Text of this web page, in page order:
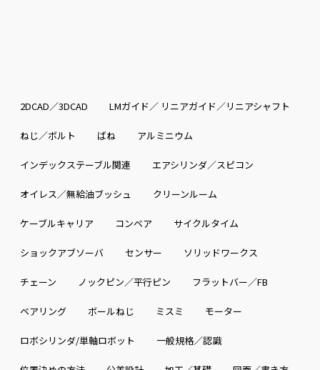
2DCAD／3DCAD LMガイド／ リニアガイド／リニアシャフト
ねじ／ボルト ばね アルミニウム
インデックステーブル関連 エアシリンダ／スピコン
オイレス／無給油ブッシュ クリーンルーム
ケーブルキャリア コンベア サイクルタイム
ショックアブソーバ センサー ソリッドワークス
チェーン ノックピン／平行ピン フラットバー／FB
ベアリング ボールねじ ミスミ モーター
ロボシリンダ/単軸ロボット 一般規格／認識